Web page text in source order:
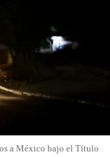
a México bajo el Título